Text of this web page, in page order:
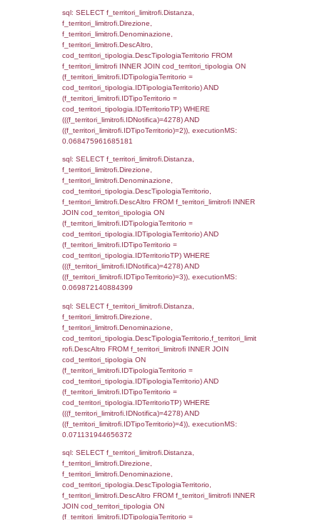
executionMS: 0.002810001373291
sql: SELECT a2p.Cognome, a2p.Nome
a2_ruolipersonale a2rp INNER JOIN
a2rp.IDPersonale = a2p.IDPersonale
(((a2p.IDNotifica)=4278) AND
executionMS: 0.0022931098937988
sql: SELECT Cognome, Nome FROM
reg_a2_ruolipersonale.IDPersonale =
reg_a2_personale.IDPersonale WHERE
executionMS: 0.0014059543609619
sql: SELECT cod_ipa_aoo.des_amm,
d1_controlli.UntAmmTerr,
d1_controlli.Regione, d1_controlli.Provincia,
d1_controlli.Comune, d1_controlli.Via,
d1_controlli.Email, d1_controlli.Pec FROM
INNER JOIN d1_controlli ON
d1_controlli.UntAmmTerr where
executionMS: 0.029460906982422
sql: SELECT * FROM d2_autorizzazioni
IDNotifica=4278, executionMS:
StatoIspezione,
'%d/%m/%Y') as DataApertura,
DATE_FORMAT(DataChiusura, '%d/%m/
DataChiusura,